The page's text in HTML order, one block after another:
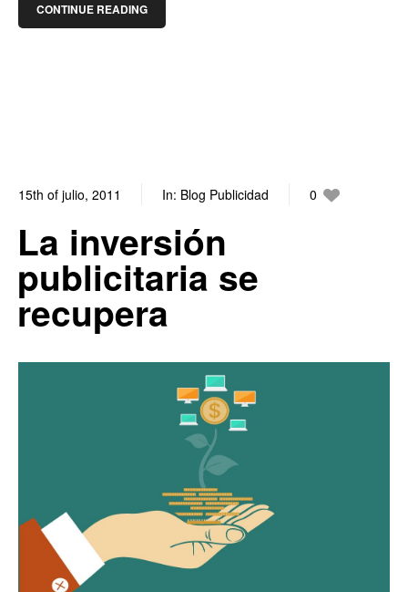
CONTINUE READING
15th of julio, 2011 In: Blog Publicidad
0
La inversión
publicitaria se
recupera